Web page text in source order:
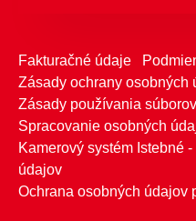
Fakturačné údaje
Zásady ochrany osobných
Zásady používania
Spracovanie osobných
Kamerový systém Istebné
údajov
Ochrana osobných údajov